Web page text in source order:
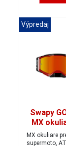
Výpredaj
Swapy
MX
black/
MX okuliare
supermoto,